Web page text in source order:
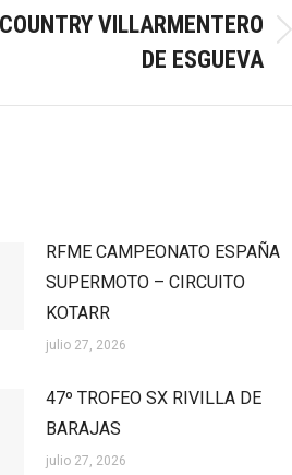
VILLARMENTERO
DE ESGUEVA
RFME CAMPEONATO ESPAÑA
SUPERMOTO – CIRCUITO
KOTARR
julio 27, 2026
47º TROFEO SX RIVILLA DE
BARAJAS
julio 27, 2026